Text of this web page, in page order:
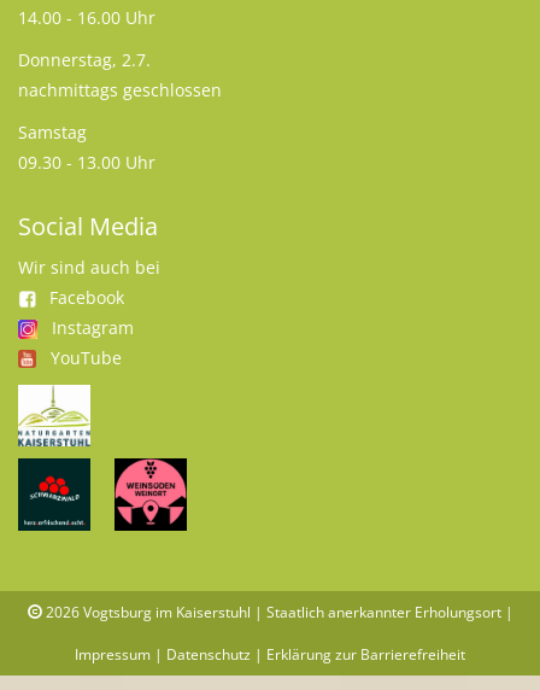
14.00 - 16.00 Uhr
Donnerstag, 2.7.
nachmittags geschlossen
Samstag
09.30 - 13.00 Uhr
Social Media
Wir sind auch bei
Facebook
Instagram
YouTube
2026 Vogtsburg im Kaiserstuhl | Staatlich anerkannter Erholungsort |
Impressum | Datenschutz | Erklärung zur Barrierefreiheit